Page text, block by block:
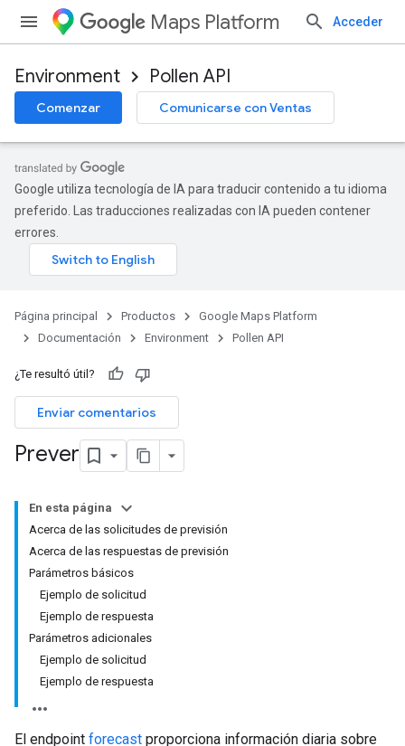
Maps Platform Acceder
Environment Pollen API
Comenzar Comunicarse con Ventas
Google utiliza tecnología de IA para traducir contenido a tu idioma
preferido. Las traducciones realizadas con IA pueden contener
errores.
Página principal Productos
Google Maps Platform
Documentación
Environment Pollen API
¿Te resultó útil?
Enviar comentarios
Prever
En esta página
Acerca de las solicitudes de previsión
Acerca de las respuestas de previsión
Parámetros básicos
Ejemplo de solicitud
Ejemplo de respuesta
Parámetros adicionales
Ejemplo de solicitud
Ejemplo de respuesta
El endpoint forecast proporciona información diaria sobre